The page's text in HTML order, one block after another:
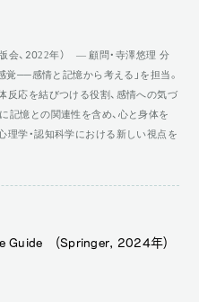
会、2022年） ― 顧問・寺澤悠理 分
──感情と記憶から考える」を担当。
反応を結びつける役割、感情への気づ
記憶との関連性を含め、心と身体を
理学・認知科学における新しい視点を
Guide (Springer, 2024年)